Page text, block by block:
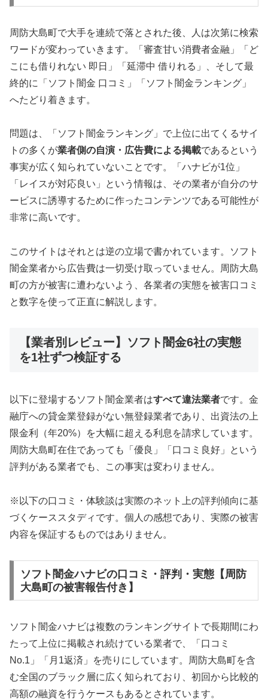
周防大島町で大手を連続で落とされた後、人は次第に検索
ワードが変わっていきます。「審査甘い消費者金融」「ど
こにも借りれない 即日」「延滞中 借りれる」、そして最
終的に「ソフト闇金 口コミ」「ソフト闇金ランキング」
へたどり着きます。
問題は、「ソフト闇金ランキング」で上位に出てくるサイ
トの多くが業者側の自演・広告費による掲載であるという
事実が広く知られていないことです。「ハナビが1位」
「レイスが対応良い」という情報は、その業者が自分のサ
ービスに誘導するために作ったコンテンツである可能性が
非常に高いです。
このサイトはそれとは逆の立場で書かれています。ソフト
闇金業者から広告費は一切受け取っていません。周防大島
町の方が被害に遭わないよう、各業者の実態を被害口コミ
と数字を使って正直に解説します。
【業者別レビュー】ソフト闇金6社の実態
を1社ずつ検証する
以下に登場するソフト闇金業者はすべて違法業者です。金
融庁への貸金業登録がない無登録業者であり、出資法の上
限金利（年20%）を大幅に超える利息を請求しています。
周防大島町在住であっても「優良」「口コミ良好」という
評判がある業者でも、この事実は変わりません。
※以下の口コミ・体験談は実際のネット上の評判傾向に基
づくケーススタディです。個人の感想であり、実際の被害
内容を保証するものではありません。
ソフト闇金ハナビの口コミ・評判・実態【周防
大島町の被害報告付き】
ソフト闇金ハナビは複数のランキングサイトで長期間にわ
たって上位に掲載され続けている業者で、「口コミ
No.1」「月1返済」を売りにしています。周防大島町を含
む全国のブラック層に広く知られており、初回から比較的
高額の融資を行うケースもあるとされています。